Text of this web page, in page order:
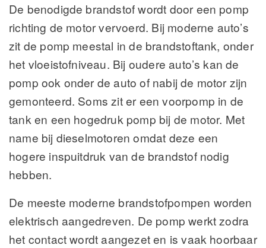
De benodigde brandstof wordt door een pomp
richting de motor vervoerd. Bij moderne auto’s
zit de pomp meestal in de brandstoftank, onder
het vloeistofniveau. Bij oudere auto’s kan de
pomp ook onder de auto of nabij de motor zijn
gemonteerd. Soms zit er een voorpomp in de
tank en een hogedruk pomp bij de motor. Met
name bij dieselmotoren omdat deze een
hogere inspuitdruk van de brandstof nodig
hebben.
De meeste moderne brandstofpompen worden
elektrisch aangedreven. De pomp werkt zodra
het contact wordt aangezet en is vaak hoorbaar